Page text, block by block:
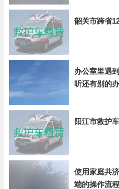
韶关市跨省
办公室里遇
听还有别的
阳江市救护
使用家庭共
端的操作流